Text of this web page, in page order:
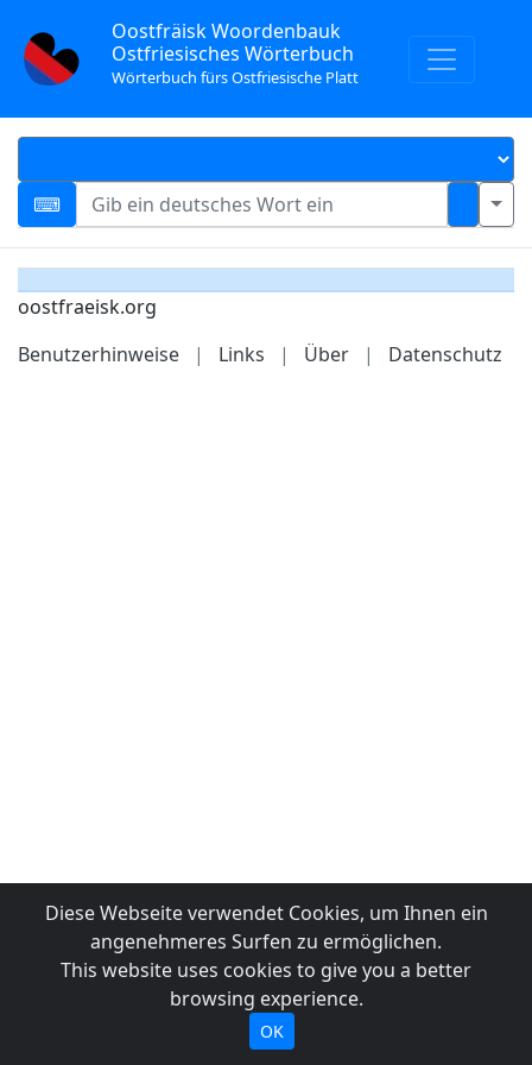
Oostfräisk Woordenbauk
Ostfriesisches Wörterbuch
Wörterbuch fürs Ostfriesische Platt
oostfraeisk.org
Benutzerhinweise
| Links | Über | Datenschutz
Diese Webseite verwendet Cookies, um Ihnen ein
angenehmeres Surfen zu ermöglichen.
This website uses cookies to give you a better
browsing experience.
OK